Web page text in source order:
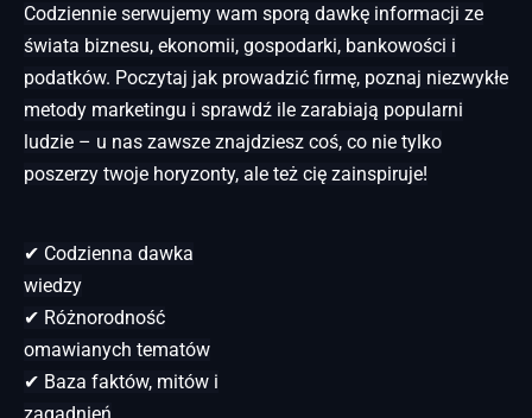
Codziennie serwujemy wam sporą dawkę informacji ze
świata biznesu, ekonomii, gospodarki, bankowości i
podatków. Poczytaj jak prowadzić firmę, poznaj niezwykłe
metody marketingu i sprawdź ile zarabiają popularni
ludzie – u nas zawsze znajdziesz coś, co nie tylko
poszerzy twoje horyzonty, ale też cię zainspiruje!
✔ Codzienna dawka
wiedzy
✔ Różnorodność
omawianych tematów
✔ Baza faktów, mitów i